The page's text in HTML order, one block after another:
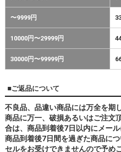
〜9999円
10000円〜29999円
30000円〜99999円
■ご返品について
不良品、品違い商品には万全を期
商品に万一、破損あるいはご注文
合は、商品到着後7日以内にメール
商品到着後7日間を過ぎた商品に
セルをお受けできませんので予め